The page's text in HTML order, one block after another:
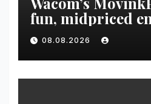
fun, midpriced
digital artists |
08.08.2026